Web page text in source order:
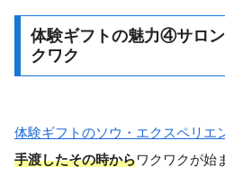
体験ギフトの魅力④サロ
クワク
体験ギフトのソウ・エクスペリエ
手渡したその時からワクワクが始